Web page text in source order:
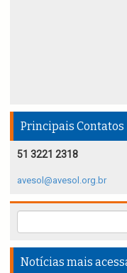
Principais Contatos
51 3221 2318
avesol@avesol.org.br
Notícias mais